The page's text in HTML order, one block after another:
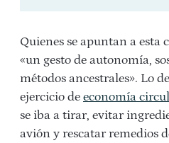
Quienes se apuntan a esta
«un gesto de autonomía,
métodos ancestrales». Lo
ejercicio de economía
se iba a tirar, evitar
avión y rescatar remedios